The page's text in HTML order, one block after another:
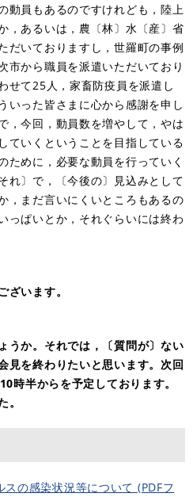
動員もあるのですけれども，陸上
，あるいは，農〔林〕水〔産〕省
だいておりますし，世羅町の事例
市から職員を派遣いただいており
せて25人，家畜防疫員を派遣し
いった皆さまに心から感謝を申し
，今回，動員数を増やして，やは
ていくということを目指している
ために，必要な動員を行っていく
れ〕で，〔今後の〕見込みとして
，まだ言いにくいところもあるの
っぱいとか，それぐらいには終わ
います。
うか。それでは，〔質問が〕ない
見を終わりたいと思います。次回
時半からを予定しております。
スの感染状況等について (PDFフ